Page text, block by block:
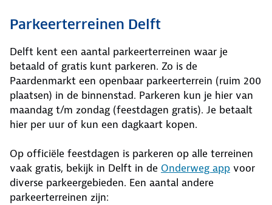
Parkeerterreinen Delft
Delft kent een aantal parkeerterreinen waar je
betaald of gratis kunt parkeren. Zo is de
Paardenmarkt een openbaar parkeerterrein (ruim 200
plaatsen) in de binnenstad. Parkeren kun je hier van
maandag t/m zondag (feestdagen gratis). Je betaalt
hier per uur of kun een dagkaart kopen.
Op officiële feestdagen is parkeren op alle terreinen
vaak gratis, bekijk in Delft in de Onderweg app voor
diverse parkeergebieden. Een aantal andere
parkeerterreinen zijn: